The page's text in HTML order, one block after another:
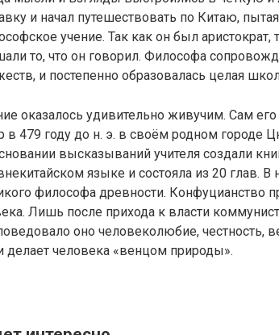
и начал путешествовать по Китаю,
учение. Так как он был
то, что он говорил. Философа
и постепенно образовалась целая
оказалось удивительно живучим. Сам
в 479 году до н. э. в своём родном городе
высказываний учителя создали
языке и состояла из 20 глав.
философа древности. Конфуцианство
Лишь после прихода к власти
оно человеколюбие, честность,
делает человека «венцом природы».